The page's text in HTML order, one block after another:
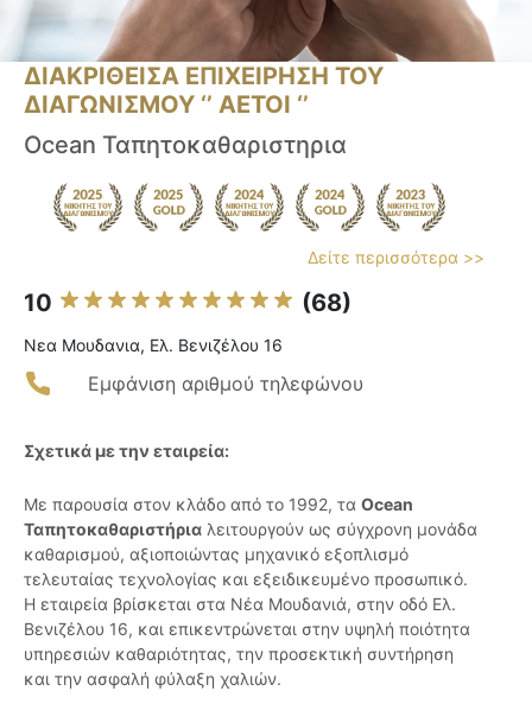
ΔΙΑΚΡΙΘΕΙΣΑ ΕΠΙΧΕΙΡΗΣΗ ΤΟΥ
ΔΙΑΓΩΝΙΣΜΟΥ ‘’ ΑΕΤΟΙ ‘’
Ocean Ταπητοκαθαριστηρια
Δείτε περισσότερα >>
10 (68)
Νεα Μουδανια, Ελ. Βενιζέλου 16
Εμφάνιση αριθμού τηλεφώνου
Σχετικά με την εταιρεία:
Με παρουσία στον κλάδο από το 1992, τα Ocean
Ταπητοκαθαριστήρια λειτουργούν ως σύγχρονη μονάδα
καθαρισμού, αξιοποιώντας μηχανικό εξοπλισμό
τελευταίας τεχνολογίας και εξειδικευμένο προσωπικό.
Η εταιρεία βρίσκεται στα Νέα Μουδανιά, στην οδό Ελ.
Βενιζέλου 16, και επικεντρώνεται στην υψηλή ποιότητα
υπηρεσιών καθαριότητας, την προσεκτική συντήρηση
και την ασφαλή φύλαξη χαλιών.